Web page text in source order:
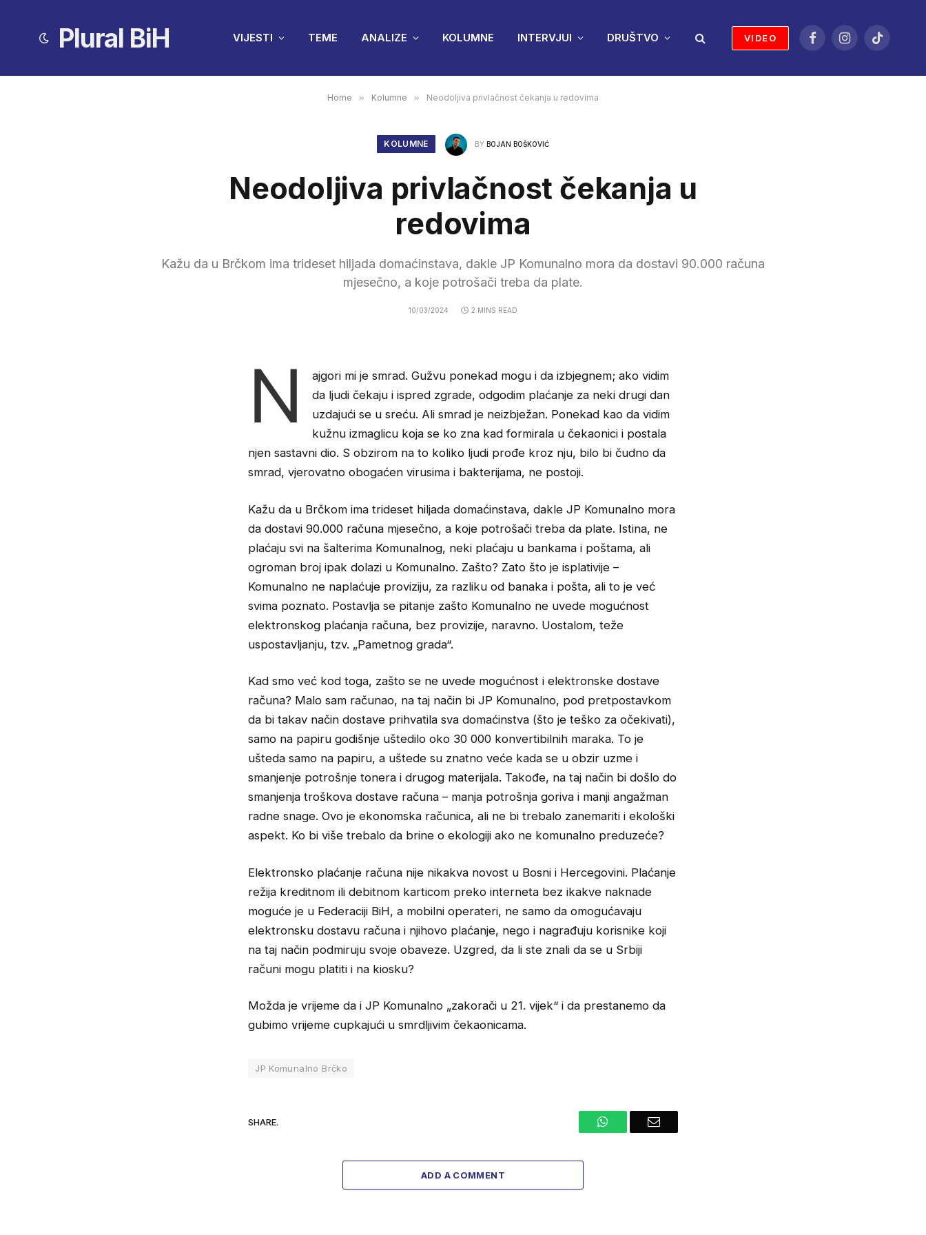
Plural BiH VIJESTI TEME ANALIZE KOLUMNE INTERVJUI DRUŠTVO VIDEO
FacebookInstagramTikTok
Home » Kolumne » Neodoljiva privlačnost čekanja u redovima
KOLUMNE BY BOJAN BOŠKOVIĆ
Neodoljiva privlačnost čekanja u
redovima
Kažu da u Brčkom ima trideset hiljada domaćinstava, dakle JP Komunalno mora da dostavi 90.000 računa
mjesečno, a koje potrošači treba da plate.
10/03/2024 2 MINS READ
N
ajgori mi je smrad. Gužvu ponekad mogu i da izbjegnem; ako vidim
da ljudi čekaju i ispred zgrade, odgodim plaćanje za neki drugi dan
uzdajući se u sreću. Ali smrad je neizbježan. Ponekad kao da vidim
kužnu izmaglicu koja se ko zna kad formirala u čekaonici i postala
njen sastavni dio. S obzirom na to koliko ljudi prođe kroz nju, bilo bi čudno da
smrad, vjerovatno obogaćen virusima i bakterijama, ne postoji.
Kažu da u Brčkom ima trideset hiljada domaćinstava, dakle JP Komunalno mora
da dostavi 90.000 računa mjesečno, a koje potrošači treba da plate. Istina, ne
plaćaju svi na šalterima Komunalnog, neki plaćaju u bankama i poštama, ali
ogroman broj ipak dolazi u Komunalno. Zašto? Zato što je isplativije –
Komunalno ne naplaćuje proviziju, za razliku od banaka i pošta, ali to je već
svima poznato. Postavlja se pitanje zašto Komunalno ne uvede mogućnost
elektronskog plaćanja računa, bez provizije, naravno. Uostalom, teže
uspostavljanju, tzv. „Pametnog grada“.
Kad smo već kod toga, zašto se ne uvede mogućnost i elektronske dostave
računa? Malo sam računao, na taj način bi JP Komunalno, pod pretpostavkom
da bi takav način dostave prihvatila sva domaćinstva (što je teško za očekivati),
samo na papiru godišnje uštedilo oko 30 000 konvertibilnih maraka. To je
ušteda samo na papiru, a uštede su znatno veće kada se u obzir uzme i
smanjenje potrošnje tonera i drugog materijala. Takođe, na taj način bi došlo do
smanjenja troškova dostave računa – manja potrošnja goriva i manji angažman
radne snage. Ovo je ekonomska računica, ali ne bi trebalo zanemariti i ekološki
aspekt. Ko bi više trebalo da brine o ekologiji ako ne komunalno preduzeće?
Elektronsko plaćanje računa nije nikakva novost u Bosni i Hercegovini. Plaćanje
režija kreditnom ili debitnom karticom preko interneta bez ikakve naknade
moguće je u Federaciji BiH, a mobilni operateri, ne samo da omogućavaju
elektronsku dostavu računa i njihovo plaćanje, nego i nagrađuju korisnike koji
na taj način podmiruju svoje obaveze. Uzgred, da li ste znali da se u Srbiji
računi mogu platiti i na kiosku?
Možda je vrijeme da i JP Komunalno „zakorači u 21. vijek“ i da prestanemo da
gubimo vrijeme cupkajući u smrdljivim čekaonicama.
JP Komunalno Brčko
SHARE. WhatsAppEmail
ADD A COMMENT